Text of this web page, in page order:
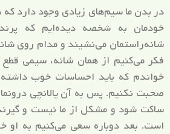
در بدن ما سیم‌های زیادی وجود دارد
خودمان به شخصه دیده‌ایم که
شانه‌راستمان می‌نشیند و مدام روی
فکر می‌کنیم از همان شانه، سیمی
خواندم که باید احساسات خوب داشته
صحبت نکنیم. پس به آن یالانچی
ساکت شود و مشکل از ما نیست و
است. بعد دوباره سعی می‌کنیم به او